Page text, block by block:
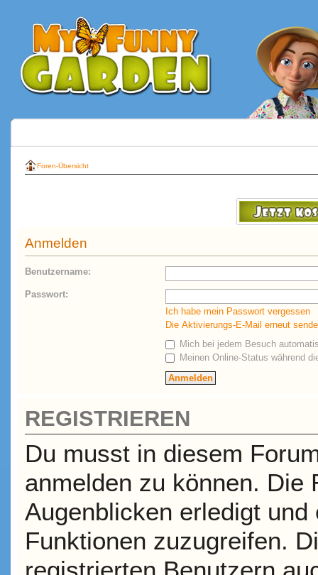
Foren-Übersicht
Anmelden
Benutzername:
Passwort:
Ich habe mein Passwort vergessen
Die Aktivierungs-E-Mail erneut
Mich bei jedem Besuch
Meinen Online-Status während
REGISTRIEREN
Du musst in diesem
anmelden zu können. Die
Augenblicken erledigt
Funktionen zuzugreifen.